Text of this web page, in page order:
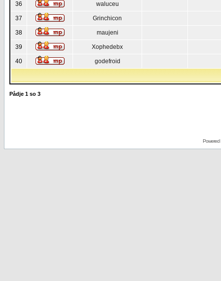
36 waluceu
37 Grinchicon
38 maujeni
39 Xophedebx
40 godefroid
Pådje 1 so 3
Powered